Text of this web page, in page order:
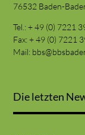
76532 Baden-
Tel.: + 49 (0) 7221
Fax: + 49 (0) 7221
Mail:
Die letzten